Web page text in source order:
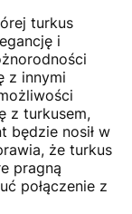
turkus
i
z innymi
z turkusem,
będzie nosił w
że turkus
pragną
połączenie z